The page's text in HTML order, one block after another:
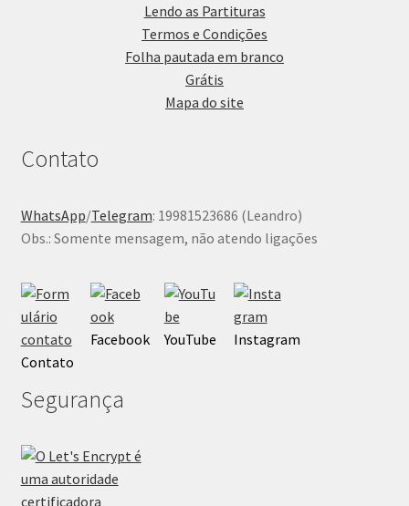
Lendo as Partituras
Termos e Condições
Folha pautada em branco
Grátis
Mapa do site
Contato
WhatsApp/Telegram: 19981523686 (Leandro)
Obs.: Somente mensagem, não atendo ligações
Contato
Facebook YouTube Instagram
Segurança